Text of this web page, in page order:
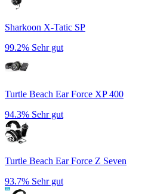
Sharkoon X-Tatic SP
99.2% Sehr gut
Turtle Beach Ear Force XP 400
94.3% Sehr gut
Turtle Beach Ear Force Z Seven
93.7% Sehr gut